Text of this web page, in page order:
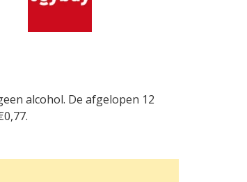
alcohol. De afgelopen 12